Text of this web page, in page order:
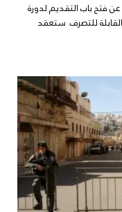
فتح باب التقديم لدورة
للتصرف. ستعقد